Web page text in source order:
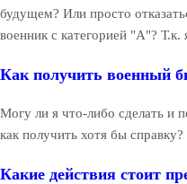
будущем? Или просто
военник с категорией "А"?
Как получить военный
Могу ли я что-либо сделать и
как получить хотя бы справку?
Какие действия стоит